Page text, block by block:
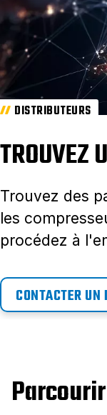
DISTRIBUTEURS
TROUVEZ
Trouvez des
les
procédez à
CONTACTER